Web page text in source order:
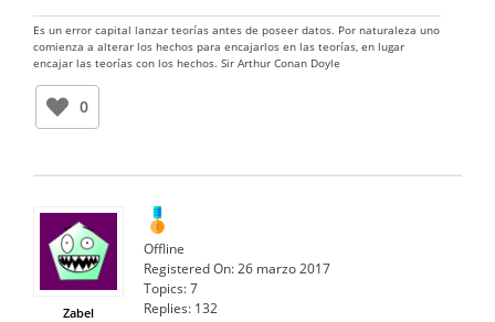
Es un error capital lanzar teorías antes de poseer datos. Por naturaleza uno
comienza a alterar los hechos para encajarlos en las teorías, en lugar
encajar las teorías con los hechos. Sir Arthur Conan Doyle
0
Zabel
Offline
Registered On:26 marzo 2017
Topics:7
Replies: 132